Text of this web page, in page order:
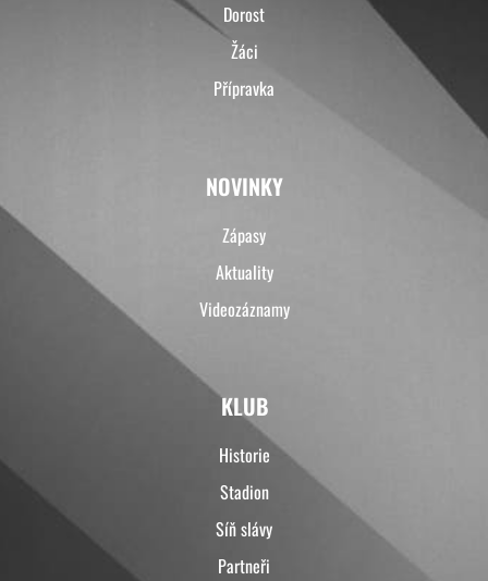
Dorost
Žáci
Přípravka
NOVINKY
Zápasy
Aktuality
Videozáznamy
KLUB
Historie
Stadion
Síň slávy
Partneři